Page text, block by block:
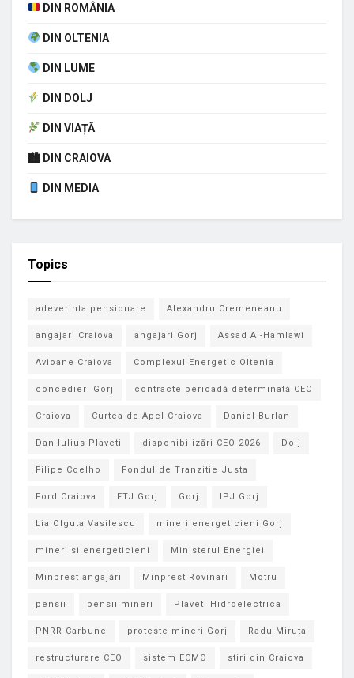
DIN ROMÂNIA
DIN OLTENIA
DIN LUME
DIN DOLJ
DIN VIAȚĂ
🏙 DIN CRAIOVA
DIN MEDIA
Topics
adeverinta pensionare Alexandru Cremeneanu
angajari Craiova angajari Gorj Assad Al-Hamlawi
Avioane Craiova Complexul Energetic Oltenia
concedieri Gorj contracte perioadă determinată CEO
Craiova Curtea de Apel Craiova Daniel Burlan
Dan Iulius Plaveti disponibilizări CEO 2026 Dolj
Filipe Coelho Fondul de Tranzitie Justa
Ford Craiova FTJ Gorj Gorj IPJ Gorj
Lia Olguta Vasilescu mineri energeticieni Gorj
mineri si energeticieni Ministerul Energiei
Minprest angajări Minprest Rovinari Motru
pensii pensii mineri Plaveti Hidroelectrica
PNRR Carbune proteste mineri Gorj Radu Miruta
restructurare CEO sistem ECMO stiri din Craiova